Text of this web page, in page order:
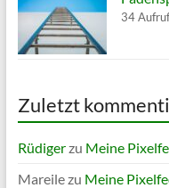
34
Zuletzt
Rüdigerzu Meine
Mareilezu Meine